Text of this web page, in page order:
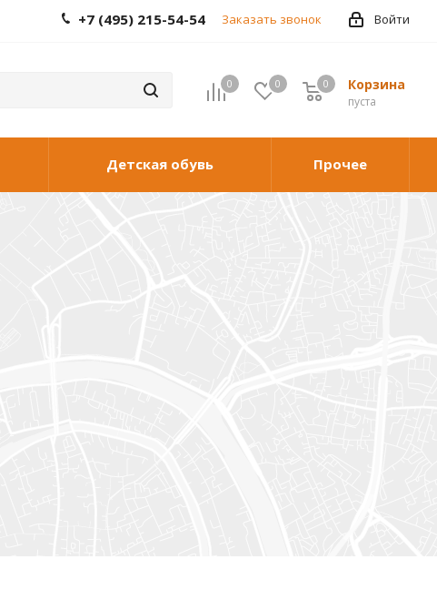
Войти
+7 (495) 215-54-54 Заказать звонок
0 0 Корзина
0
пуста
0
Детская обувь Прочее